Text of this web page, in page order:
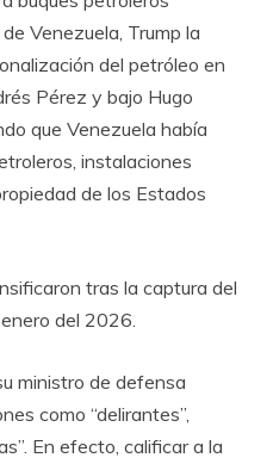
Venezuela, Trump la
del petróleo en
Pérez y bajo Hugo
que Venezuela había
instalaciones
de los Estados
tras la captura del
del 2026.
ministro de defensa
como “delirantes”,
En efecto, calificar a la